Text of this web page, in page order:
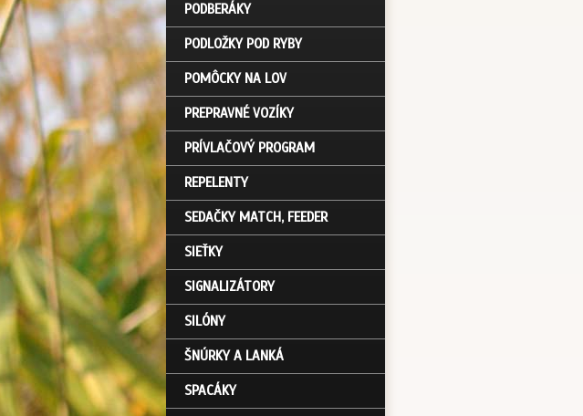
PODBERÁKY
PODLOŽKY POD RYBY
POMÔCKY NA LOV
PREPRAVNÉ VOZÍKY
PRÍVLAČOVÝ PROGRAM
REPELENTY
SEDAČKY MATCH, FEEDER
SIEŤKY
SIGNALIZÁTORY
SILÓNY
ŠNÚRKY A LANKÁ
SPACÁKY